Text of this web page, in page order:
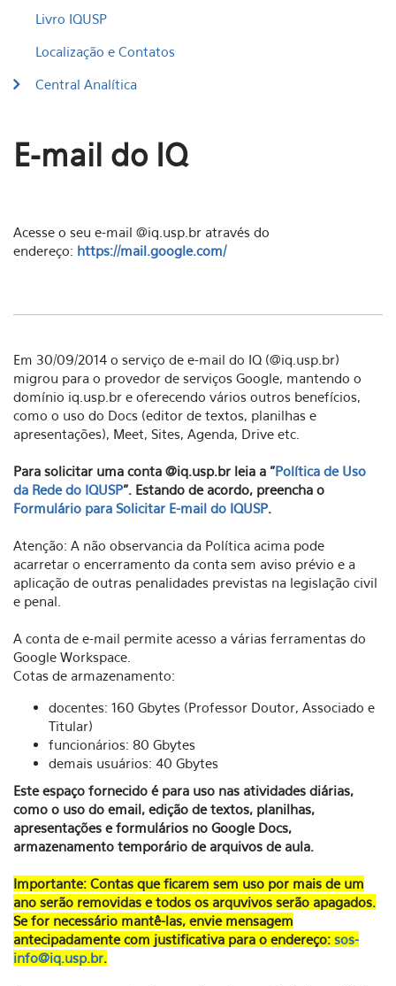
Livro IQUSP
Localização e Contatos
Central Analítica
E-mail do IQ
Acesse o seu e-mail @iq.usp.br através do
endereço: https://mail.google.com/
Em 30/09/2014 o serviço de e-mail do IQ (@iq.usp.br)
migrou para o provedor de serviços Google, mantendo o
domínio iq.usp.br e oferecendo vários outros benefícios,
como o uso do Docs (editor de textos, planilhas e
apresentações), Meet, Sites, Agenda, Drive etc.
Para solicitar uma conta @iq.usp.br leia a "Política de Uso
da Rede do IQUSP". Estando de acordo, preencha o
Formulário para Solicitar E-mail do IQUSP.
Atenção: A não observancia da Política acima pode
acarretar o encerramento da conta sem aviso prévio e a
aplicação de outras penalidades previstas na legislação civil
e penal.
A conta de e-mail permite acesso a várias ferramentas do
Google Workspace.
Cotas de armazenamento:
docentes: 160 Gbytes (Professor Doutor, Associado e
Titular)
funcionários: 80 Gbytes
demais usuários: 40 Gbytes
Este espaço fornecido é para uso nas atividades diárias,
como o uso do email, edição de textos, planilhas,
apresentações e formulários no Google Docs,
armazenamento temporário de arquivos de aula.
Importante: Contas que ficarem sem uso por mais de um
ano serão removidas e todos os arquvivos serão apagados.
Se for necessário mantê-las, envie mensagem
antecipadamente com justificativa para o endereço: sos-
info@iq.usp.br.